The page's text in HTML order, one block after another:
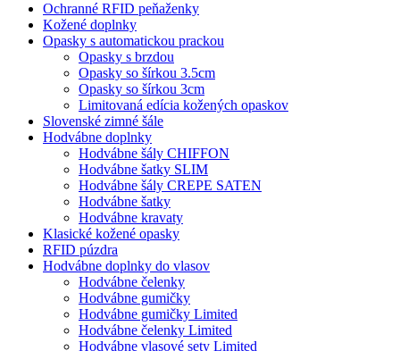
Ochranné RFID peňaženky
Kožené doplnky
Opasky s automatickou prackou
Opasky s brzdou
Opasky so šírkou 3.5cm
Opasky so šírkou 3cm
Limitovaná edícia kožených opaskov
Slovenské zimné šále
Hodvábne doplnky
Hodvábne šály CHIFFON
Hodvábne šatky SLIM
Hodvábne šály CREPE SATEN
Hodvábne šatky
Hodvábne kravaty
Klasické kožené opasky
RFID púzdra
Hodvábne doplnky do vlasov
Hodvábne čelenky
Hodvábne gumičky
Hodvábne gumičky Limited
Hodvábne čelenky Limited
Hodvábne vlasové sety Limited